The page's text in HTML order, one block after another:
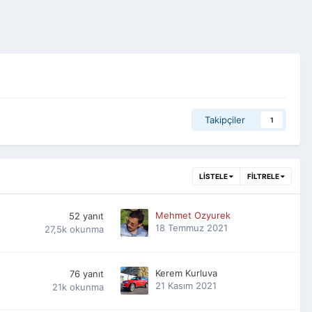
Takipçiler 1
LISTELE FILTRELE
52 yanıt
27,5k okunma
Mehmet Ozyurek
18 Temmuz 2021
76 yanıt
21k okunma
Kerem Kurluva
21 Kasım 2021